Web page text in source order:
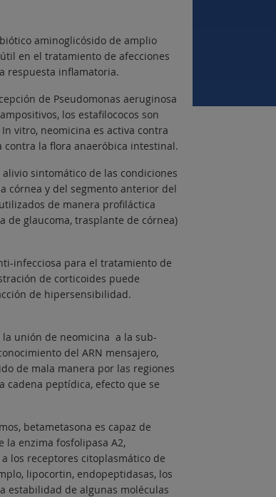
aminoglicósido de amplio
en el tratamiento de afecciones
respuesta inflamatoria.
de Pseudomonas aeruginosa
los estafilococos son
vitro, neomicina es activa contra
contra la flora anaeróbica intestinal.
sintomático de las condiciones
córnea y del segmento anterior del
de manera profiláctica
de glaucoma, trasplante de córnea)
infecciosa para el tratamiento de
de corticoides puede
de hipersensibilidad.
la unión de neomicina a la sub-
del ARN mensajero,
de mala manera por las regiones
cadena peptídica, efecto que se
betametasona es capaz de
enzima fosfolipasa A2,
los receptores citoplasmático de
lipocortin, endopeptidasas, los
estabilidad de algunas moléculas